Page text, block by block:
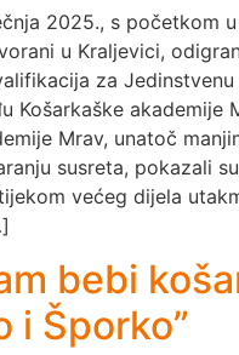
2025., s početkom
u Kraljevici,
za
Košarkaške akademije
Mrav, unatoč
susreta, pokazali
većeg dijela
bebi
i Šporko”